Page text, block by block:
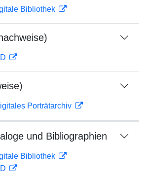
Bibliothek
Porträtarchiv
und Bibliographien
Bibliothek